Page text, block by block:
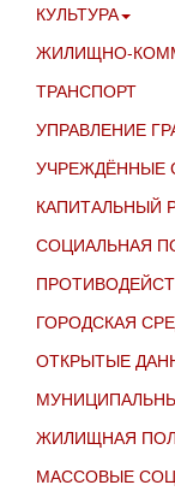
КУЛЬТУРА
ЖИЛИЩНО-
ТРАНСПОРТ
УПРАВЛЕНИЕ
УЧРЕЖДЁННЫЕ
КАПИТАЛЬНЫЙ
СОЦИАЛЬНАЯ
ГОРОДСКАЯ
ОТКРЫТЫЕ
ЖИЛИЩНАЯ
МАССОВЫЕ